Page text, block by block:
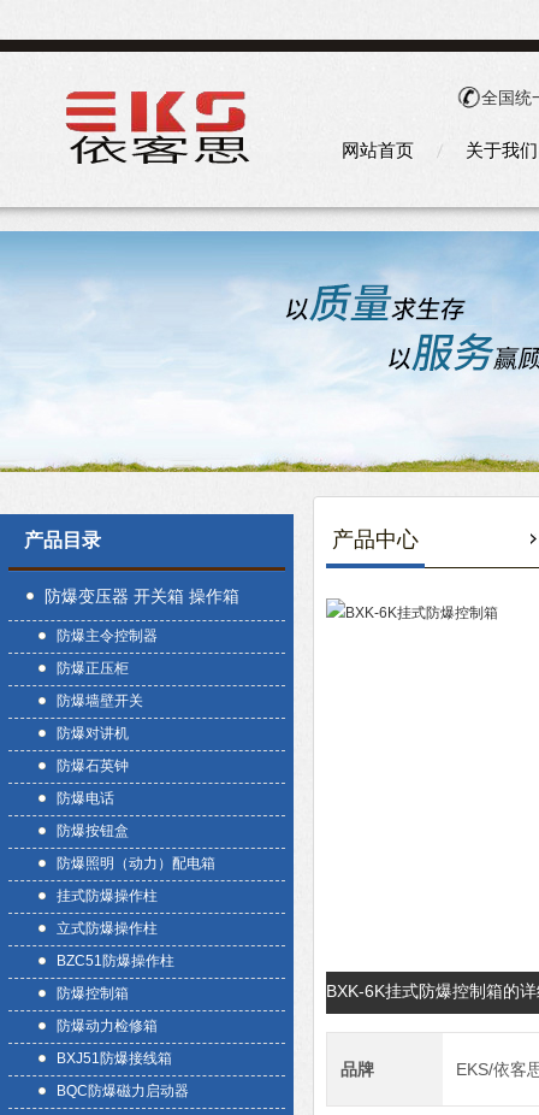
全国统
网站首页 关于我们
产品目录
防爆变压器 开关箱 操作箱
防爆主令控制器
防爆正压柜
防爆墙壁开关
防爆对讲机
防爆石英钟
防爆电话
防爆按钮盒
防爆照明（动力）配电箱
挂式防爆操作柱
立式防爆操作柱
BZC51防爆操作柱
防爆控制箱
防爆动力检修箱
BXJ51防爆接线箱
BQC防爆磁力启动器
产品中心
BXK-6K挂式防爆控制箱的
品牌 EKS/依客